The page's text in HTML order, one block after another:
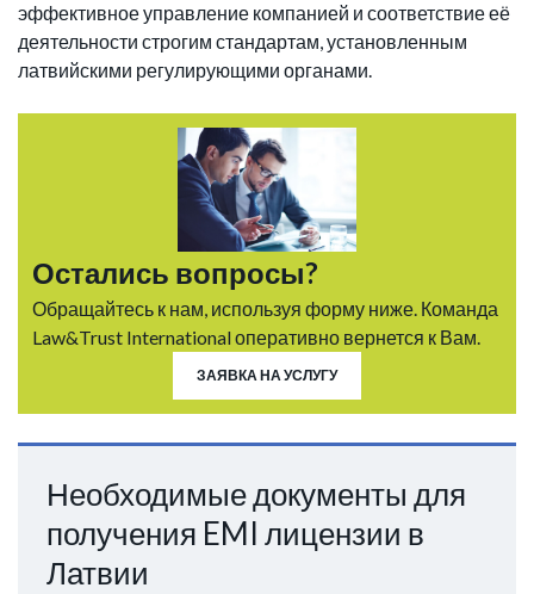
эффективное управление компанией и соответствие её
деятельности строгим стандартам, установленным
латвийскими регулирующими органами.
Остались вопросы?
Обращайтесь к нам, используя форму ниже. Команда
Law&Trust International оперативно вернется к Вам.
ЗАЯВКА НА УСЛУГУ
Необходимые документы для
получения EMI лицензии в
Латвии